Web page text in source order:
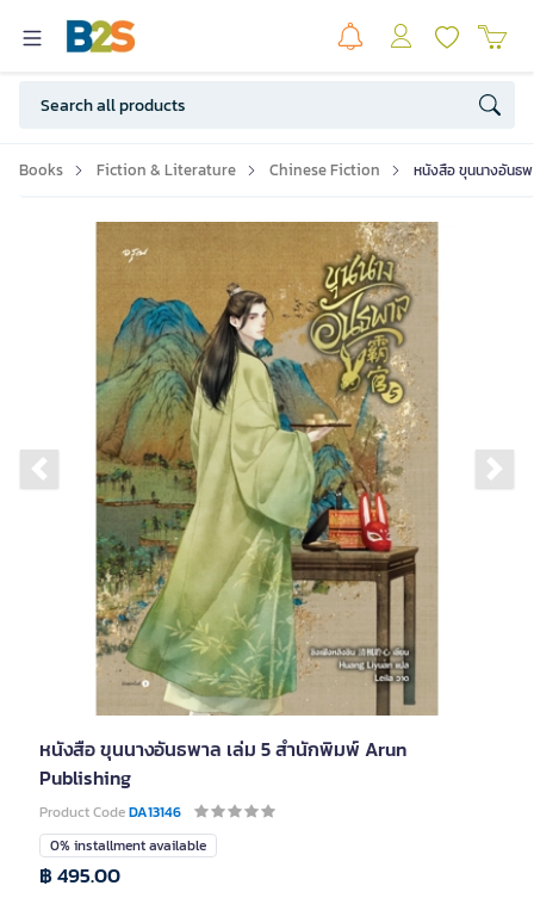
Books Fiction & Literature Chinese Fiction หนังสือ ขุนนางอันธ
Previous slide
หนังสือ ขุนนางอันธพาล เล่ม 5 สำนักพิมพ์ Arun
Publishing
Product CodeDA13146
0% installment available
฿ 495.00